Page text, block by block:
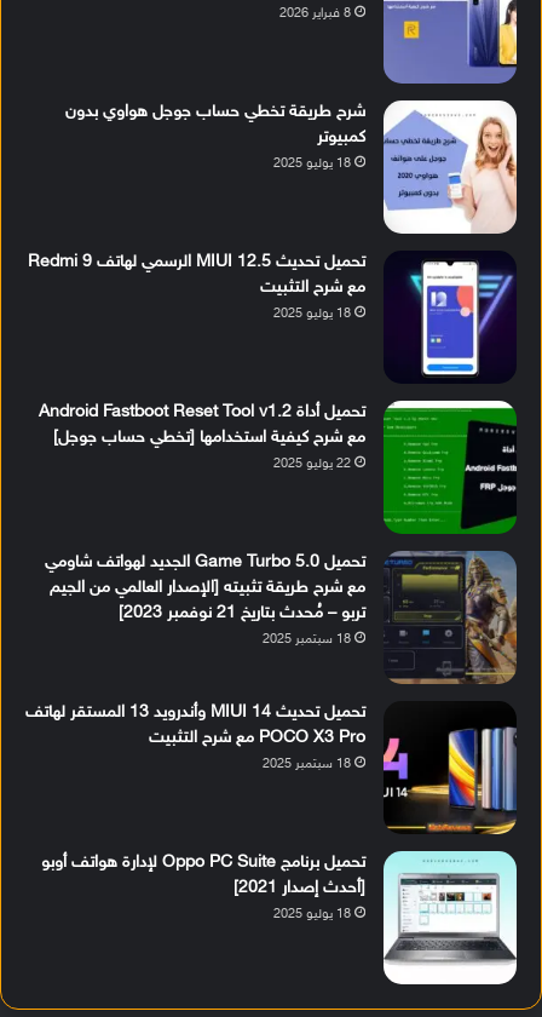
8 فبراير 2026
شرح طريقة تخطي حساب جوجل هواوي بدون
كمبيوتر
18 يوليو 2025
تحميل تحديث MIUI 12.5 الرسمي لهاتف Redmi 9
مع شرح التثبيت
18 يوليو 2025
تحميل أداة Android Fastboot Reset Tool v1.2
مع شرح كيفية استخدامها [تخطي حساب جوجل]
22 يوليو 2025
تحميل Game Turbo 5.0 الجديد لهواتف شاومي
مع شرح طريقة تثبيته [الإصدار العالمي من الجيم
تربو – مُحدث بتاريخ 21 نوفمبر 2023]
18 سبتمبر 2025
تحميل تحديث MIUI 14 وأندرويد 13 المستقر لهاتف
POCO X3 Pro مع شرح التثبيت
18 سبتمبر 2025
تحميل برنامج Oppo PC Suite لإدارة هواتف أوبو
[أحدث إصدار 2021]
18 يوليو 2025